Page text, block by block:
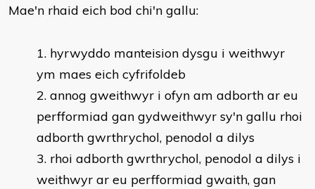
Mae'n rhaid eich bod chi'n gallu:
hyrwyddo manteision dysgu i weithwyr
ym maes eich cyfrifoldeb
annog gweithwyr i ofyn am adborth ar eu
perfformiad gan gydweithwyr sy'n gallu rhoi
adborth gwrthrychol, penodol a dilys
rhoi adborth gwrthrychol, penodol a dilys i
weithwyr ar eu perfformiad gwaith, gan